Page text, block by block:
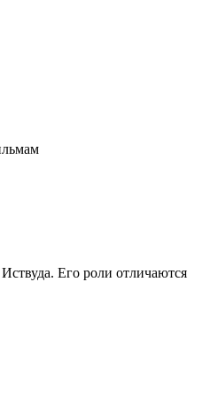
Его роли отличаются